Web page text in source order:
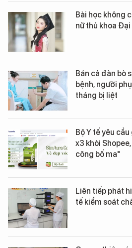
Bài học không
nữ thủ khoa Đại
Bán cả đàn bò
bệnh, người
tháng bị liệt
Bộ Y tế yêu
x3 khỏi
công bố ma"
Liên tiếp phát
tế kiểm soát